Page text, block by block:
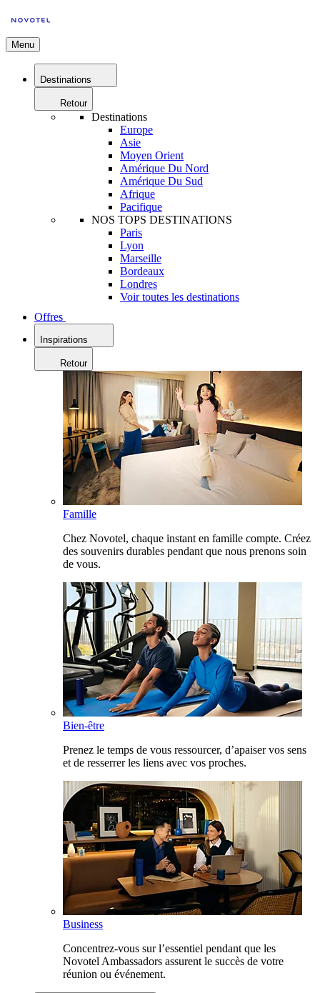
Menu
Destinations
Retour
Destinations
Europe
Asie
Moyen Orient
Amérique Du Nord
Amérique Du Sud
Afrique
Pacifique
NOS TOPS DESTINATIONS
Paris
Lyon
Marseille
Bordeaux
Londres
Voir toutes les destinations
Offres
Inspirations
Retour
Famille
Chez Novotel, chaque instant en famille compte. Créez
des souvenirs durables pendant que nous prenons soin
de vous.
Bien-être
Prenez le temps de vous ressourcer, d’apaiser vos sens
et de resserrer les liens avec vos proches.
Business
Concentrez-vous sur l’essentiel pendant que les
Novotel Ambassadors assurent le succès de votre
réunion ou événement.